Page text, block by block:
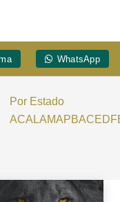
WhatsApp
Por Estado
ACALAMAPBACEDF